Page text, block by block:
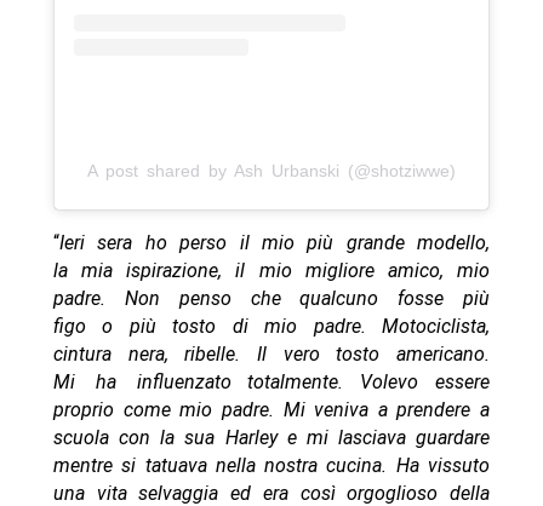
A post shared by Ash Urbanski (@shotziwwe)
“Ieri sera ho perso il mio più grande modello,
la mia ispirazione, il mio migliore amico, mio
​​padre. Non penso che qualcuno fosse più
figo o più tosto di mio padre. Motociclista,
cintura nera, ribelle. Il vero tosto americano.
Mi ha influenzato totalmente. Volevo essere
proprio come mio padre. Mi veniva a prendere a
scuola con la sua Harley e mi lasciava guardare
mentre si tatuava nella nostra cucina. Ha vissuto
una vita selvaggia ed era così orgoglioso della